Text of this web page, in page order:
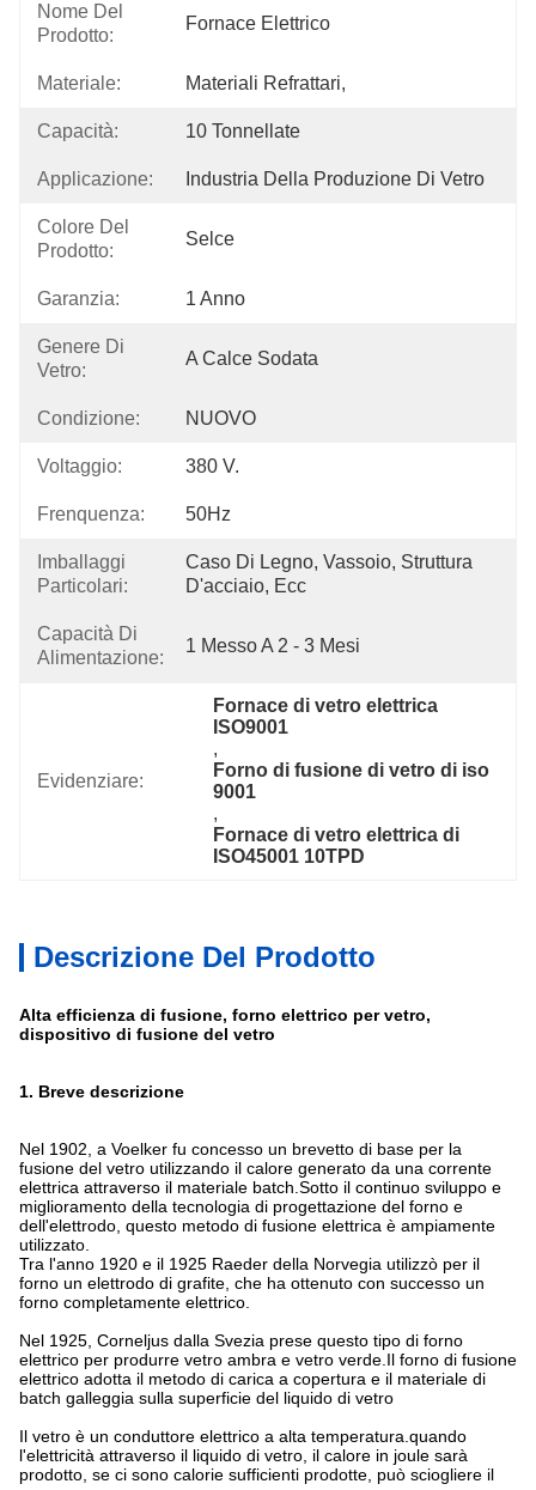
Nome Del
Prodotto:
Fornace Elettrico
Materiale: Materiali Refrattari,
Capacità: 10 Tonnellate
Applicazione: Industria Della Produzione Di Vetro
Colore Del
Prodotto:
Selce
Garanzia: 1 Anno
Genere Di
Vetro:
A Calce Sodata
Condizione: NUOVO
Voltaggio: 380 V.
Frenquenza: 50Hz
Imballaggi
Particolari:
Caso Di Legno, Vassoio, Struttura
D'acciaio, Ecc
Capacità Di
Alimentazione:
1 Messo A 2 - 3 Mesi
Evidenziare:
Fornace di vetro elettrica
ISO9001
,
Forno di fusione di vetro di iso
9001
,
Fornace di vetro elettrica di
ISO45001 10TPD
Descrizione Del Prodotto
Alta efficienza di fusione, forno elettrico per vetro,
dispositivo di fusione del vetro
1. Breve descrizione
Nel 1902, a Voelker fu concesso un brevetto di base per la
fusione del vetro utilizzando il calore generato da una corrente
elettrica attraverso il materiale batch.Sotto il continuo sviluppo e
miglioramento della tecnologia di progettazione del forno e
dell'elettrodo, questo metodo di fusione elettrica è ampiamente
utilizzato.
Tra l'anno 1920 e il 1925 Raeder della Norvegia utilizzò per il
forno un elettrodo di grafite, che ha ottenuto con successo un
forno completamente elettrico.
Nel 1925, Corneljus dalla Svezia prese questo tipo di forno
elettrico per produrre vetro ambra e vetro verde.Il forno di fusione
elettrico adotta il metodo di carica a copertura e il materiale di
batch galleggia sulla superficie del liquido di vetro
Il vetro è un conduttore elettrico a alta temperatura.quando
l'elettricità attraverso il liquido di vetro, il calore in joule sarà
prodotto, se ci sono calorie sufficienti prodotte, può sciogliere il